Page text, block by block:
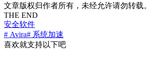
文章版权归作者所有，未经允许请勿转载。
THE END
安全软件
# Avira# 系统加速
喜欢就支持以下吧